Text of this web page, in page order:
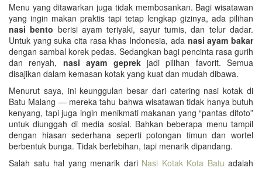
Menu yang ditawarkan juga tidak membosankan. Bagi wisatawan
yang ingin makan praktis tapi tetap lengkap gizinya, ada pilihan
nasi bento berisi ayam teriyaki, sayur tumis, dan telur dadar.
Untuk yang suka cita rasa khas Indonesia, ada nasi ayam bakar
dengan sambal korek pedas. Sedangkan bagi pencinta rasa gurih
dan renyah, nasi ayam geprekjadi pilihan favorit. Semua
disajikan dalam kemasan kotak yang kuat dan mudah dibawa.
Menurut saya, ini keunggulan besar dari catering nasi kotak di
Batu Malang — mereka tahu bahwa wisatawan tidak hanya butuh
kenyang, tapi juga ingin menikmati makanan yang “pantas difoto”
untuk diunggah di media sosial. Bahkan beberapa menu tampil
dengan hiasan sederhana seperti potongan timun dan wortel
berbentuk bunga. Tidak berlebihan, tapi menarik dipandang.
Salah satu hal yang menarik dari Nasi Kotak Kota Batu adalah